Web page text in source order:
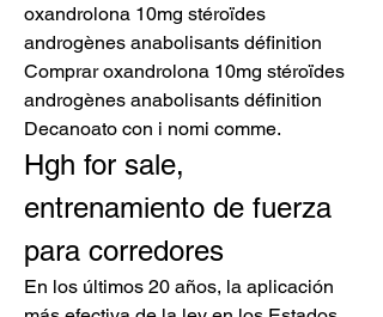
oxandrolona 10mg stéroïdes
androgènes anabolisants définition
Comprar oxandrolona 10mg stéroïdes
androgènes anabolisants définition
Decanoato con i nomi comme.
Hgh for sale,
entrenamiento de fuerza
para corredores
En los últimos 20 años, la aplicación